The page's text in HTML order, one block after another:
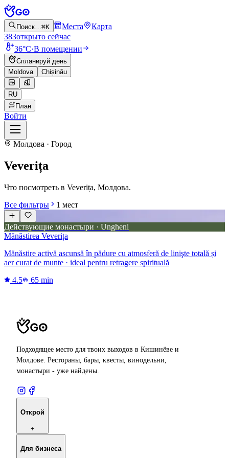
Поиск…⌘K Места
Карта
383открыто сейчас
36°C·В помещении
Спланируй день
Moldova
Chișinău
RU
План
Войти
Молдова · Город
Veverița
Что посмотреть в Veverița, Молдова.
Все фильтры
1 мест
Действующие монастыри · Ungheni
Mănăstirea Veverița
Mănăstire activă ascunsă în pădure cu atmosferă de linişte totală și
aer curat de munte · ideal pentru retragere spirituală
4.5
65 min
Подходящее место для твоих выходов в Кишинёве и
Молдове. Рестораны, бары, квесты, винодельни,
монастыри - уже найдены.
Открой
+
Для бизнеса